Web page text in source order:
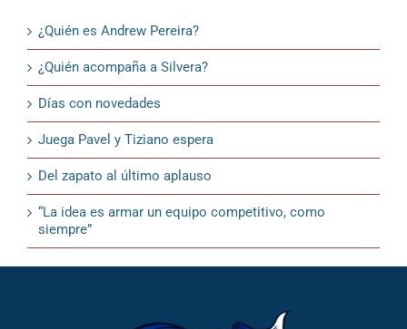
¿Quién es Andrew Pereira?
¿Quién acompaña a Silvera?
Días con novedades
Juega Pavel y Tiziano espera
Del zapato al último aplauso
“La idea es armar un equipo competitivo, como
siempre”